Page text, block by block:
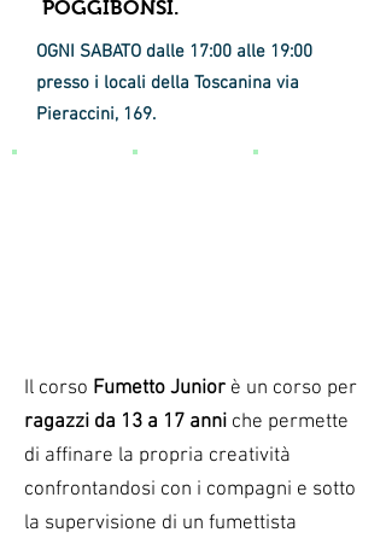
POGGIBONSI.
OGNI SABATO dalle 17:00 alle 19:00
presso i locali della Toscanina via
Pieraccini, 169.
Il corso Fumetto Junior è un corso per
ragazzi da 13 a 17 anni che permette
di affinare la propria creatività
confrontandosi con i compagni e sotto
la supervisione di un fumettista